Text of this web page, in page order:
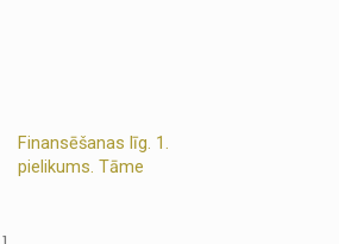
Finansēšanas līg. 1.
pielikums. Tāme